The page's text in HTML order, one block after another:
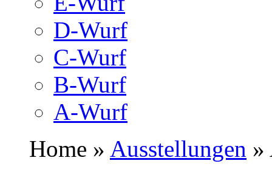
D-Wurf
C-Wurf
B-Wurf
A-Wurf
Home » Ausstellungen »